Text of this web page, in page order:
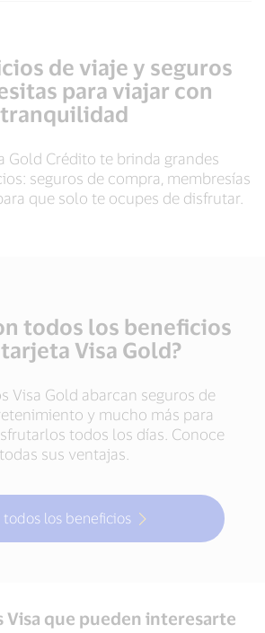
de viaje y seguros
para viajar con
tranquilidad
Gold Crédito te brinda grandes
seguros de compra, membresías
que solo te ocupes de disfrutar.
todos los beneficios
Visa Gold?
Visa Gold abarcan seguros de
y mucho más para
todos los días. Conoce
todas sus ventajas.
todos los beneficios
Visa que pueden interesarte